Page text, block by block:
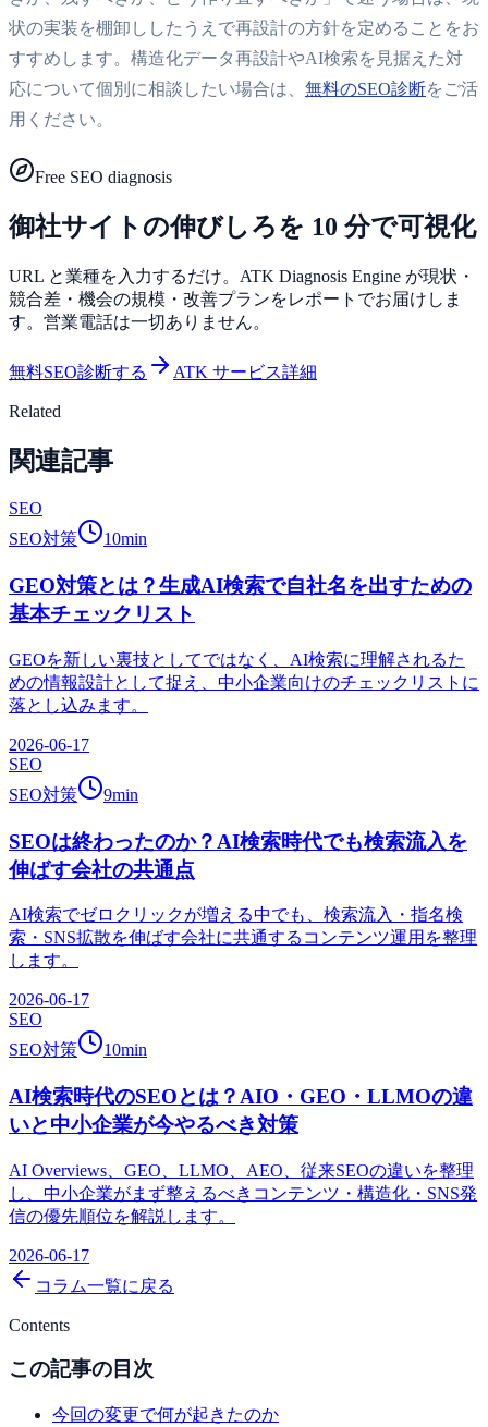
状の実装を棚卸ししたうえで再設計の方針を定めることをお
すすめします。構造化データ再設計やAI検索を見据えた対
応について個別に相談したい場合は、 無料のSEO診断をご活
用ください。
Free SEO diagnosis
御社サイトの伸びしろを 10 分で可視化
URL と業種を入力するだけ。ATK Diagnosis Engine が現状・
競合差・機会の規模・改善プランをレポートでお届けしま
す。営業電話は一切ありません。
無料SEO診断する ATK サービス詳細
Related
関連記事
SEO
SEO対策
10min
GEO対策とは？生成AI検索で自社名を出すための
基本チェックリスト
GEOを新しい裏技としてではなく、AI検索に理解されるた
めの情報設計として捉え、中小企業向けのチェックリストに
落とし込みます。
2026-06-17
SEO
SEO対策
9min
SEOは終わったのか？AI検索時代でも検索流入を
伸ばす会社の共通点
AI検索でゼロクリックが増える中でも、検索流入・指名検
索・SNS拡散を伸ばす会社に共通するコンテンツ運用を整理
します。
2026-06-17
SEO
SEO対策
10min
AI検索時代のSEOとは？AIO・GEO・LLMOの違
いと中小企業が今やるべき対策
AI Overviews、GEO、LLMO、AEO、従来SEOの違いを整理
し、中小企業がまず整えるべきコンテンツ・構造化・SNS発
信の優先順位を解説します。
2026-06-17
コラム一覧に戻る
Contents
この記事の目次
今回の変更で何が起きたのか